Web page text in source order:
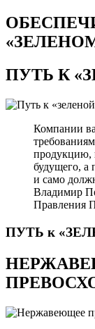
ПУТЬ К
Компании
продукцию,
будущего, а
и само
Владимир
Правления
ПУТЬ к